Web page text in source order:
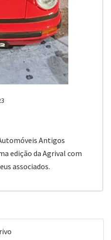
Antigos
edição da Agrival com
associados.